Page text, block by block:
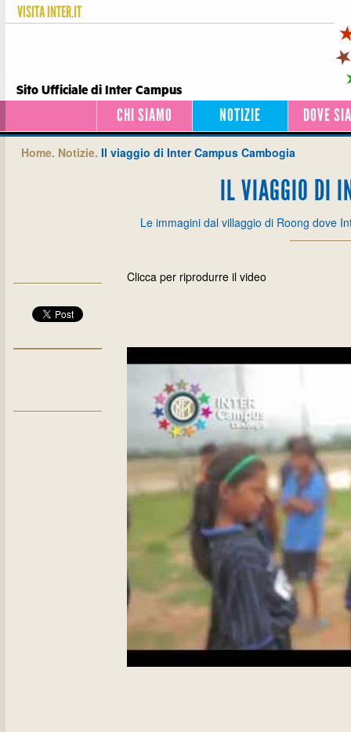
VISITAINTER.IT
Sito Ufficiale di Inter Campus
CHI SIAMO NOTIZIE DOVE
Home. Notizie. Il viaggio di Inter Campus Cambogia
IL VIAGGIO DI
Le immagini dal villaggio di Roong dove
Clicca per riprodurre il video